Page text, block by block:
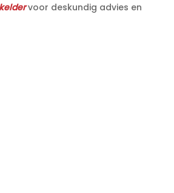
voor deskundig advies en